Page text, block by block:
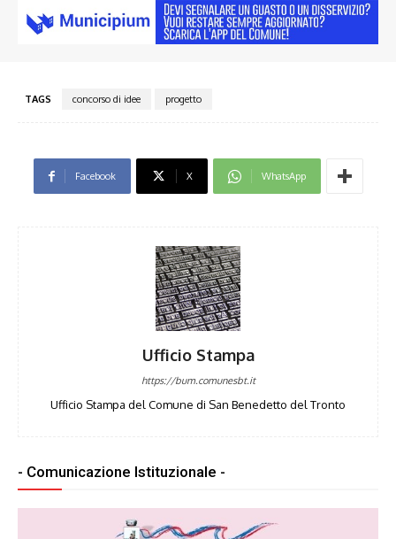
TAGS concorso di idee progetto
Facebook X WhatsApp
Ufficio Stampa
https://bum.comunesbt.it
Ufficio Stampa del Comune di San Benedetto del Tronto
- Comunicazione Istituzionale -